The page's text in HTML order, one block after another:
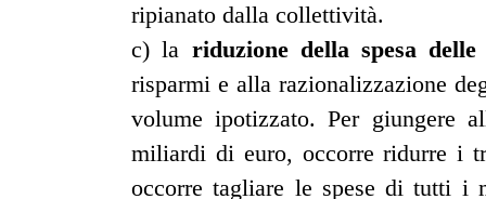
ripianato dalla collettività.
c) la riduzione della spesa
risparmi e alla razionalizzazione
volume ipotizzato. Per giungere
miliardi di euro, occorre ridurre i
occorre tagliare le spese di tutti i